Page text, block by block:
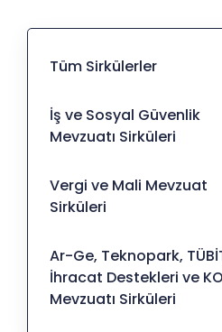
Tüm Sirkülerler
İş ve Sosyal Güvenlik
Mevzuatı Sirküleri
Vergi ve Mali Mevzuat
Sirküleri
Ar-Ge, Teknopark,
İhracat Destekleri ve
Mevzuatı Sirküleri